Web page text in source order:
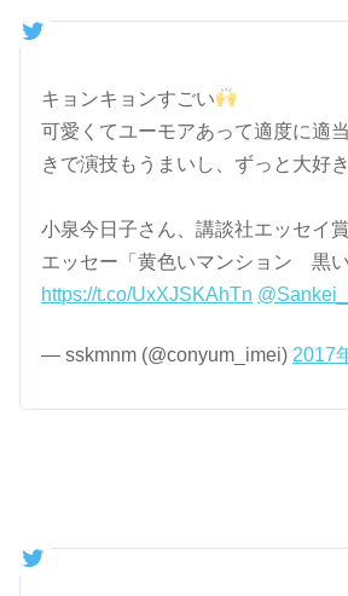
キョンキョンすごい
可愛くてユーモアあって適度に適
きで演技もうまいし、ずっと大好き
小泉今日子さん、講談社エッセイ
エッセー「黄色いマンション 黒い
https://t.co/UxXJSKAhTn
— sskmnm (@conyum_imei) 2017